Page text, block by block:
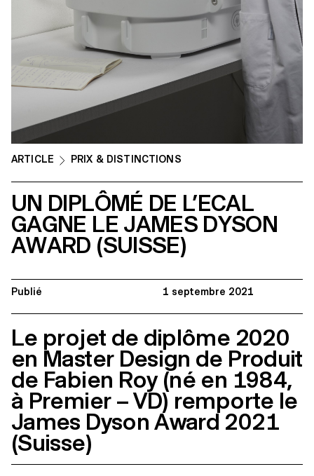
ARTICLE PRIX & DISTINCTIONS
UN DIPLÔMÉ DE L’ECAL
GAGNE LE JAMES DYSON
AWARD (SUISSE)
Publié 1 septembre 2021
Le projet de diplôme 2020
en Master Design de Produit
de Fabien Roy (né en 1984,
à Premier – VD) remporte le
James Dyson Award 2021
(Suisse)